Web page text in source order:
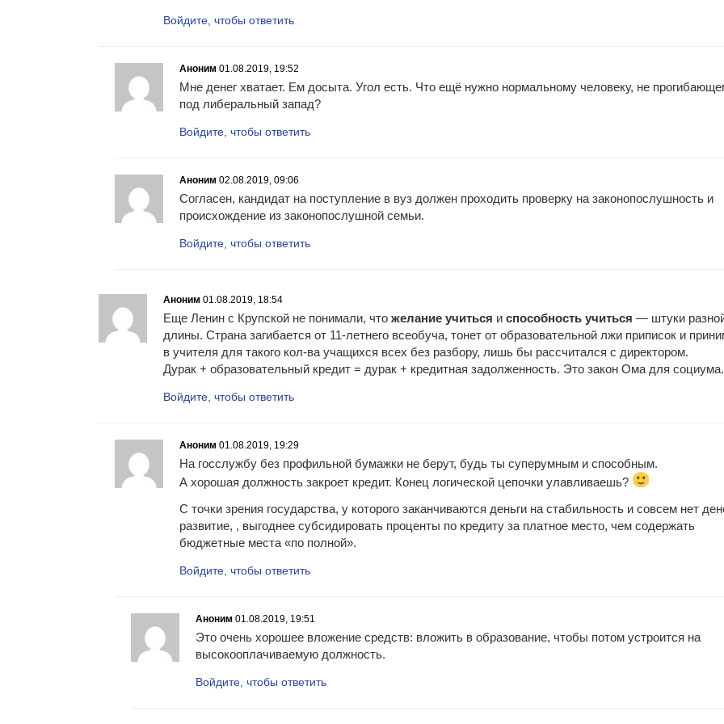
Войдите, чтобы ответить
Аноним 01.08.2019, 19:52
Мне денег хватает. Ем досыта. Угол есть. Что ещё нужно нормальному человеку, не
под либеральный запад?
Войдите, чтобы ответить
Аноним 02.08.2019, 09:06
Согласен, кандидат на поступление в вуз должен проходить проверку на законопослушность и
происхождение из законопослушной семьи.
Войдите, чтобы ответить
Аноним 01.08.2019, 18:54
Еще Ленин с Крупской не понимали, что желание учиться и способность учиться — штуки
длины. Страна загибается от 11-летнего всеобуча, тонет от образовательной лжи приписок и
в учителя для такого кол-ва учащихся всех без разбору, лишь бы рассчитался с директором.
Дурак + образовательный кредит = дурак + кредитная задолженность. Это закон Ома для социума.
Войдите, чтобы ответить
Аноним 01.08.2019, 19:29
На госслужбу без профильной бумажки не берут, будь ты суперумным и способным.
А хорошая должность закроет кредит. Конец логической цепочки улавливаешь?
С точки зрения государства, у которого заканчиваются деньги на стабильность и совсем нет
развитие, , выгоднее субсидировать проценты по кредиту за платное место, чем содержать
бюджетные места «по полной».
Войдите, чтобы ответить
Аноним 01.08.2019, 19:51
Это очень хорошее вложение средств: вложить в образование, чтобы потом устроится на
высокооплачиваемую должность.
Войдите, чтобы ответить